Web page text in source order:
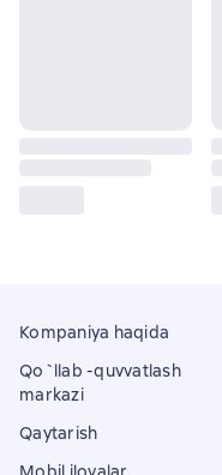
Kompaniya haqida
Qo`llab -quvvatlash
markazi
Qaytarish